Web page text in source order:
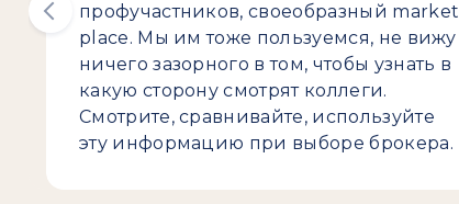
профучастников, своеобразный market
place. Мы им тоже пользуемся, не вижу
ничего зазорного в том, чтобы узнать в
какую сторону смотрят коллеги.
Смотрите, сравнивайте, используйте
эту информацию при выборе брокера.